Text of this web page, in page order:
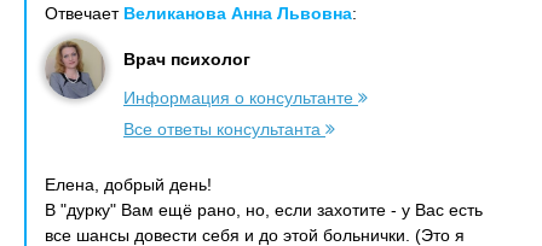
Отвечает Великанова Анна Львовна:
Врач психолог
Информация о консультанте
Все ответы консультанта
Елена, добрый день!
В "дурку" Вам ещё рано, но, если захотите - у Вас есть
все шансы довести себя и до этой больнички. (Это я